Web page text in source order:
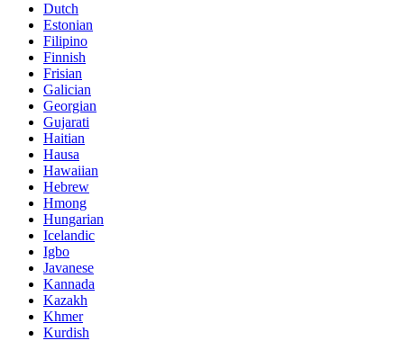
Dutch
Estonian
Filipino
Finnish
Frisian
Galician
Georgian
Gujarati
Haitian
Hausa
Hawaiian
Hebrew
Hmong
Hungarian
Icelandic
Igbo
Javanese
Kannada
Kazakh
Khmer
Kurdish